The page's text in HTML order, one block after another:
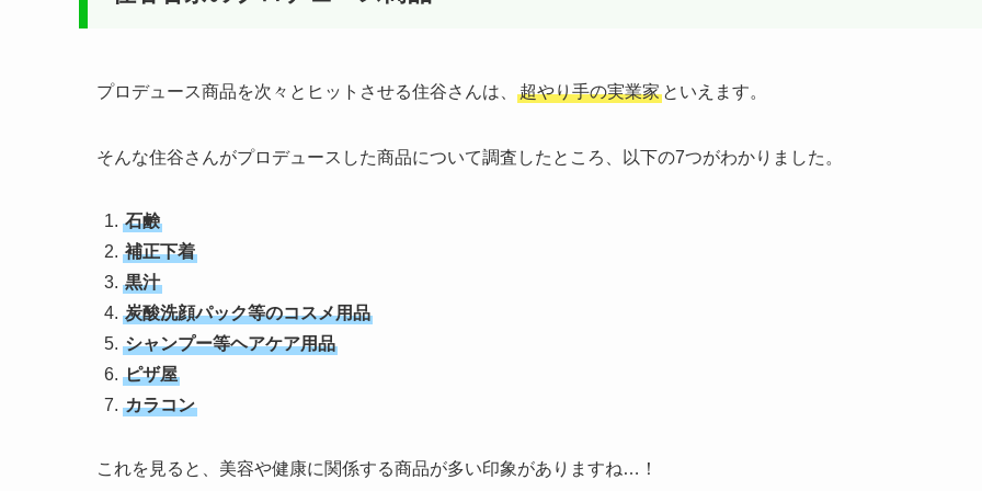
プロデュース商品を次々とヒットさせる住谷さんは、 超やり手の実業家 といえます。
そんな住谷さんがプロデュースした商品について調査したところ、以下の7つがわかりました。
石鹸
補正下着
黒汁
炭酸洗顔パック等のコスメ用品
シャンプー等ヘアケア用品
ピザ屋
カラコン
これを見ると、美容や健康に関係する商品が多い印象がありますね…！